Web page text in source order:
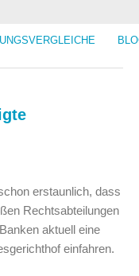
erstaunlich, dass
Rechtsabteilungen
aktuell eine
einfahren.